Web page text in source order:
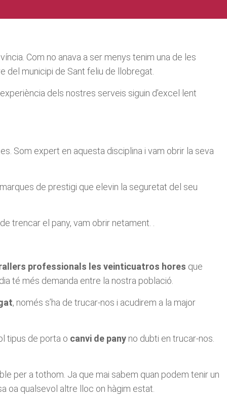
Com no anava a ser menys tenim una de les
municipi de Sant feliu de llobregat.
dels nostres serveis siguin d’excel·lent
Som expert en aquesta disciplina i vam obrir la seva
de prestigi que elevin la seguretat del seu
trencar el pany, vam obrir netament. .
professionals les veinticuatros hores que
té més demanda entre la nostra població.
, ​​només s’ha de trucar-nos i acudirem a la major
tipus de porta o canvi de pany no dubti en trucar-nos.
per a tothom. Ja que mai sabem quan podem tenir un
oa qualsevol altre lloc on hàgim estat.